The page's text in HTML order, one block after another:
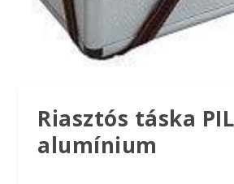
Riasztós táska
alumínium